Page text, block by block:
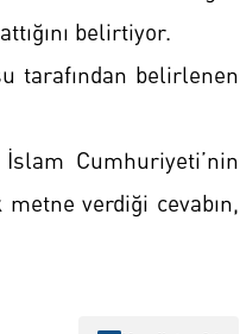
belirtiyor.
tarafından belirlenen
Cumhuriyeti’nin
verdiği cevabın,